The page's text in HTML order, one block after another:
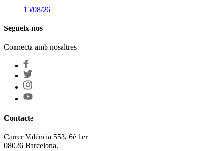
15/08/26
Segueix-nos
Connecta amb nosaltres
Contacte
Carrer València 558, 6è 1er
08026 Barcelona.